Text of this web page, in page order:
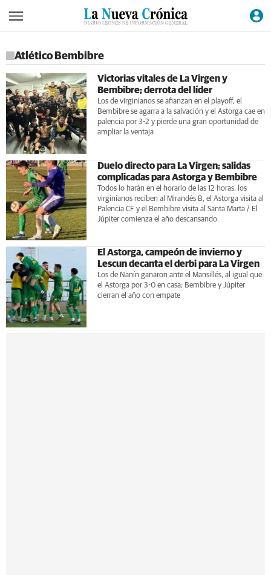
Atlético Bembibre
Victorias vitales de La Virgen y
Bembibre; derrota del líder
Los de virginianos se afianzan en el playoff, el
Bembibre se agarra a la salvación y el Astorga cae en
palencia por 3-2 y pierde una gran oportunidad de
ampliar la ventaja
Duelo directo para La Virgen; salidas
complicadas para Astorga y Bembibre
Todos lo harán en el horario de las 12 horas, los
virginianos reciben al Mirandés B, el Astorga visita al
Palencia CF y el Bembibre visita al Santa Marta / El
Júpiter comienza el año descansando
El Astorga, campeón de invierno y
Lescun decanta el derbi para La Virgen
Los de Nanín ganaron ante el Mansillés, al igual que
el Astorga por 3-0 en casa; Bembibre y Júpiter
cierran el año con empate